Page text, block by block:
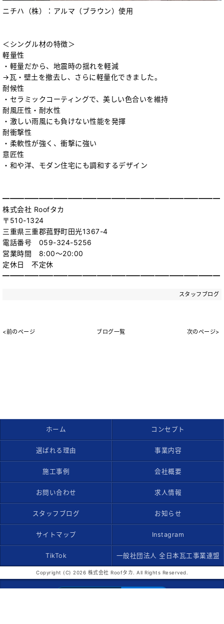
ニチハ（株）：アルマ（ブラウン）使用
＜シングル材の特徴＞
軽量性
・軽量だから、地震時の揺れを軽減
→瓦・壁土を撤去し、さらに軽量化できました。
耐候性
・セラミックコーティングで、美しい色合いを維持
耐風圧性・耐水性
・激しい雨風にも負けない性能を発揮
耐衝撃性
・柔軟性が強く、衝撃に強い
意匠性
・和や洋、モダン住宅にも調和するデザイン
━━━━━━━━━━━━━━━━━━━━━━━━━━━━━━
株式会社 Roofタカ
〒510-1324
三重県三重郡菰野町田光1367-4
電話番号 059-324-5256
営業時間 8:00～20:00
定休日 不定休
━━━━━━━━━━━━━━━━━━━━━━━━━━━━━━
スタッフブログ
<前のページ ブログ一覧 次のページ>
ホーム コンセプト
選ばれる理由 事業内容
施工事例 会社概要
お問い合わせ 求人情報
スタッフブログ お知らせ
サイトマップ Instagram
TikTok 一般社団法人 全日本瓦工事業連盟
Copyright (C) 2026 株式会社 Roofタカ. All Rights Reserved.